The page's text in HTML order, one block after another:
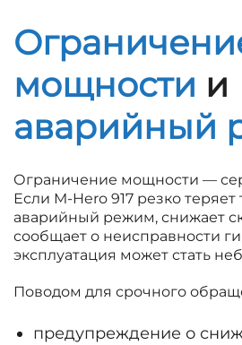
мощности и
аварийный
Ограничение мощности —
Если M-Hero 917 резко теряет
аварийный режим, снижает
сообщает о неисправности
эксплуатация может стать
Поводом для срочного
предупреждение о